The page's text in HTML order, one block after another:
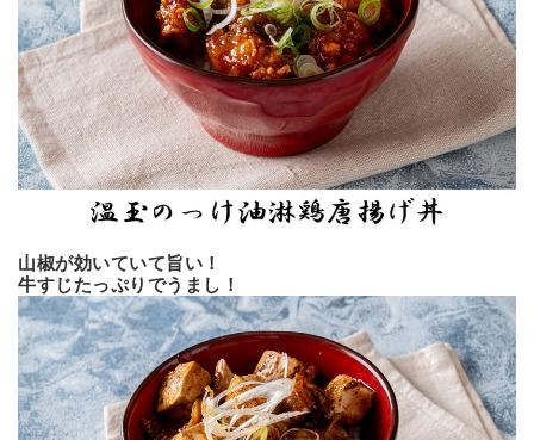
山椒が効いていて旨い！
牛すじたっぷりでうまし！